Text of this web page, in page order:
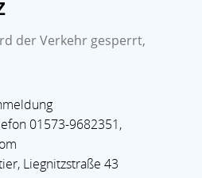
der Verkehr gesperrt,
01573-9682351,
Liegnitzstraße 43